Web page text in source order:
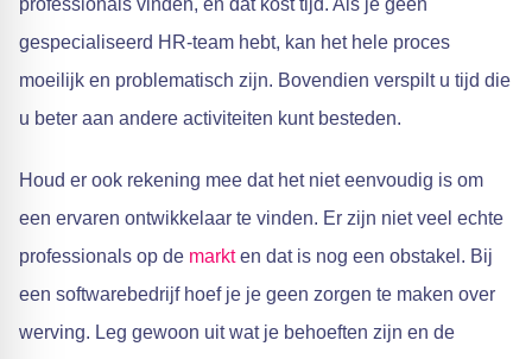
professionals vinden, en dat kost tijd. Als je geen
gespecialiseerd HR-team hebt, kan het hele proces
moeilijk en problematisch zijn. Bovendien verspilt u tijd die
u beter aan andere activiteiten kunt besteden.
Houd er ook rekening mee dat het niet eenvoudig is om
een ervaren ontwikkelaar te vinden. Er zijn niet veel echte
professionals op de markten dat is nog een obstakel. Bij
een softwarebedrijf hoef je je geen zorgen te maken over
werving. Leg gewoon uit wat je behoeften zijn en de